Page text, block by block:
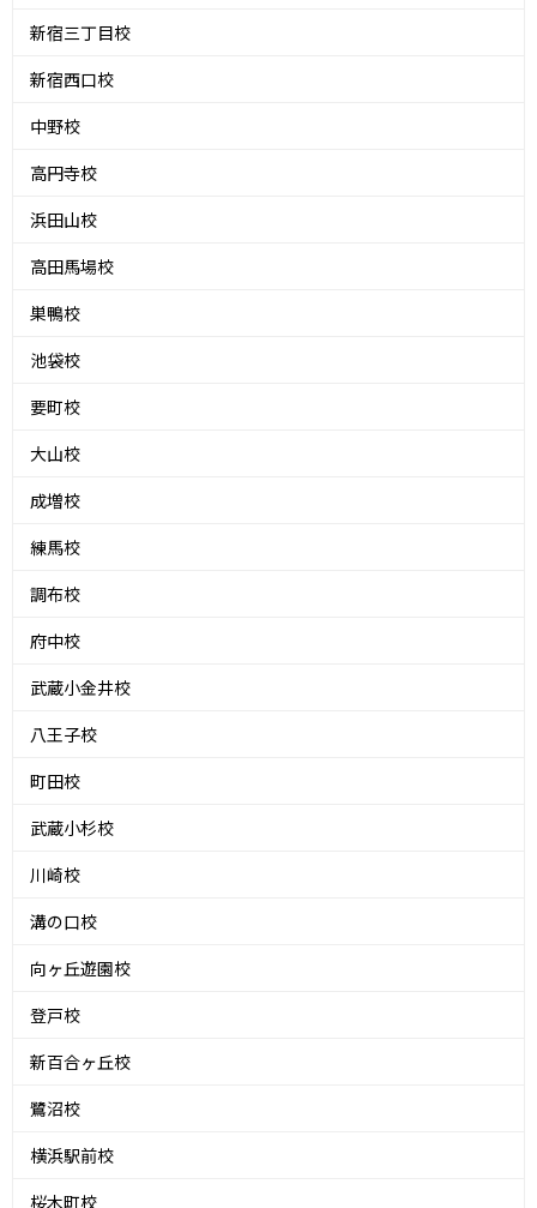
新宿三丁目校
新宿西口校
中野校
高円寺校
浜田山校
高田馬場校
巣鴨校
池袋校
要町校
大山校
成増校
練馬校
調布校
府中校
武蔵小金井校
八王子校
町田校
武蔵小杉校
川崎校
溝の口校
向ヶ丘遊園校
登戸校
新百合ヶ丘校
鷺沼校
横浜駅前校
桜木町校